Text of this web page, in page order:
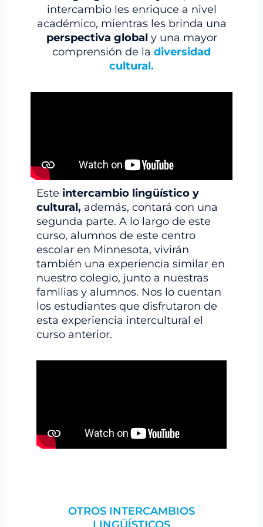
intercambio les enriquce a nivel
académico, mientras les brinda una
perspectiva globaly una mayor
comprensión de la diversidad
cultural.
Este intercambio lingüístico y
cultural, además, contará con una
segunda parte. A lo largo de este
curso, alumnos de este centro
escolar en Minnesota, vivirán
también una experiencia similar en
nuestro colegio, junto a nuestras
familias y alumnos. Nos lo cuentan
los estudiantes que disfrutaron de
esta experiencia intercultural el
curso anterior.
OTROS INTERCAMBIOS